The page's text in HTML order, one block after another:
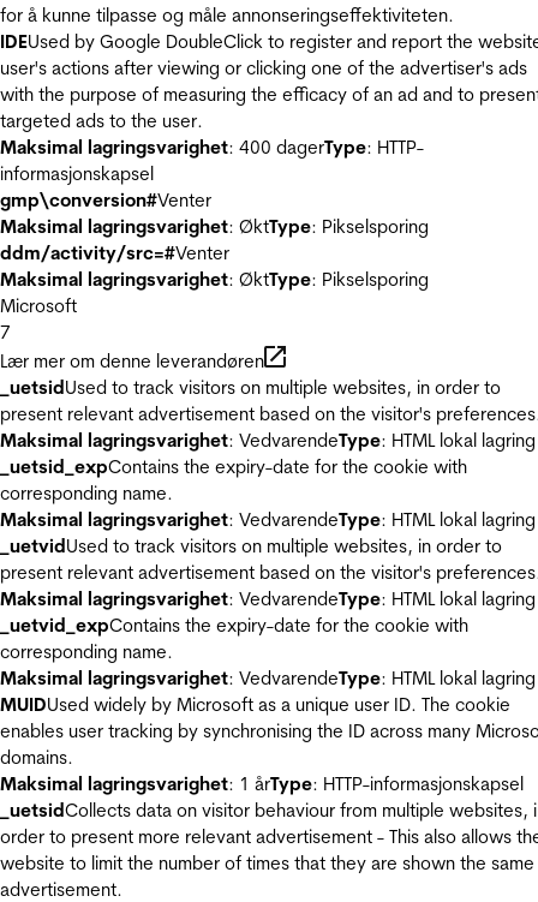
for å kunne tilpasse og måle annonseringseffektiviteten.
IDEUsed by Google DoubleClick to register and report the
user's actions after viewing or clicking one of the advertiser's ads
with the purpose of measuring the efficacy of an ad and to
targeted ads to the user.
Maksimal lagringsvarighet: 400 dagerType: HTTP-
informasjonskapsel
gmp\conversion#Venter
Maksimal lagringsvarighet: ØktType: Pikselsporing
ddm/activity/src=#Venter
Maksimal lagringsvarighet: ØktType: Pikselsporing
Microsoft
7
Lær mer om denne leverandøren
_uetsidUsed to track visitors on multiple websites, in order to
present relevant advertisement based on the visitor's
Maksimal lagringsvarighet: VedvarendeType: HTML lokal lagring
_uetsid_expContains the expiry-date for the cookie with
corresponding name.
Maksimal lagringsvarighet: VedvarendeType: HTML lokal lagring
_uetvidUsed to track visitors on multiple websites, in order to
present relevant advertisement based on the visitor's
Maksimal lagringsvarighet: VedvarendeType: HTML lokal lagring
_uetvid_expContains the expiry-date for the cookie with
corresponding name.
Maksimal lagringsvarighet: VedvarendeType: HTML lokal lagring
MUIDUsed widely by Microsoft as a unique user ID. The cookie
enables user tracking by synchronising the ID across many
domains.
Maksimal lagringsvarighet: 1 årType: HTTP-informasjonskapsel
_uetsidCollects data on visitor behaviour from multiple websites,
order to present more relevant advertisement - This also allows
website to limit the number of times that they are shown the same
advertisement.